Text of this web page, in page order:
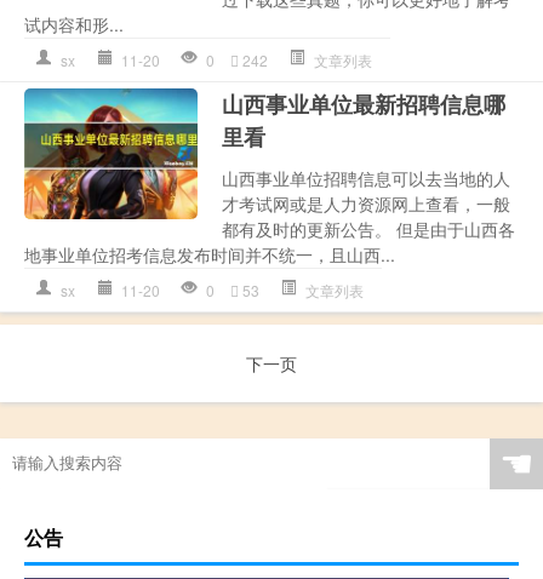
试内容和形...
sx 11-20 0 242 文章列表
山西事业单位最新招聘信息哪
里看
山西事业单位招聘信息可以去当地的人
才考试网或是人力资源网上查看，一般
都有及时的更新公告。 但是由于山西各
地事业单位招考信息发布时间并不统一，且山西...
sx 11-20 0 53 文章列表
下一页
☚
公告